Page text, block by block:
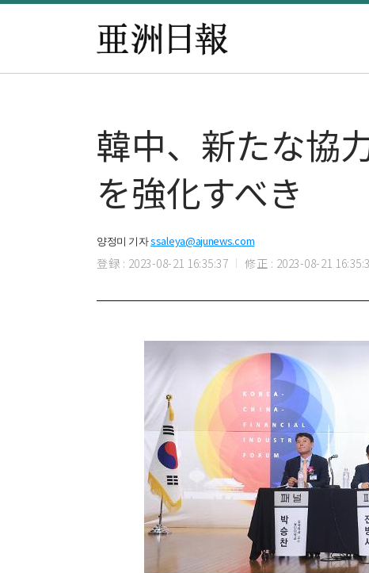
韓中、新たな協
を強化すべき
양정미 기자ssaleya@ajunews.com
登録 : 2023-08-21 16:35:37 修正 : 2023-08-21